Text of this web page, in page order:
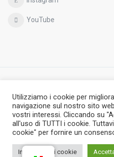
YouTube
Termini e Condizioni
Cookie policy
Condizioni generali di vendita
Utilizziamo i cookie per
navigazione sul nostro sito
vostri interessi. Cliccando su
all'uso di TUTTI i cookie.
cookie" per fornire un
Impostazioni cookie